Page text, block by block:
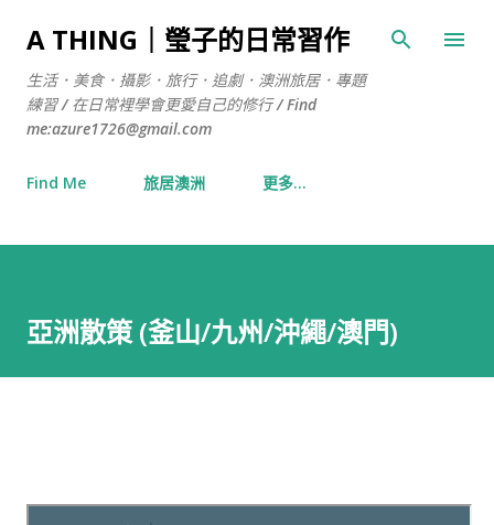
跳到主要內容
A THING｜瑩子的日常習作
生活．美食．攝影．旅行．追劇．澳洲旅居．專題
練習 / 在日常裡學會更愛自己的修行 / Find
me:azure1726@gmail.com
Find Me 旅居澳洲 更多…
亞洲散策 (釜山/九州/沖繩/澳門)